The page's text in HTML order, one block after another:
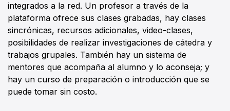
integrados a la red. Un profesor a través de la
plataforma ofrece sus clases grabadas, hay clases
sincrónicas, recursos adicionales, video-clases,
posibilidades de realizar investigaciones de cátedra y
trabajos grupales. También hay un sistema de
mentores que acompaña al alumno y lo aconseja; y
hay un curso de preparación o introducción que se
puede tomar sin costo.